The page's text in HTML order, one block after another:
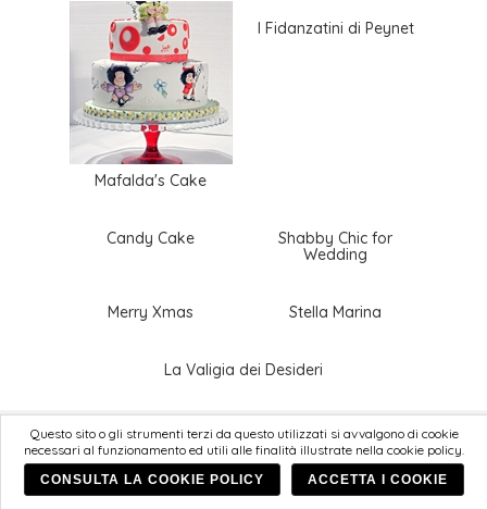
Mafalda's Cake
I Fidanzatini di Peynet
Candy Cake
Shabby Chic for
Wedding
Merry Xmas Stella Marina
La Valigia dei Desideri
Amicucci Galleria d'Arte
© Amicucci Belle Arti s.a.s 2026
p. iva 02499750418
Questo sito o gli strumenti terzi da questo utilizzati si avvalgono di cookie
necessari al funzionamento ed utili alle finalità illustrate nella cookie policy.